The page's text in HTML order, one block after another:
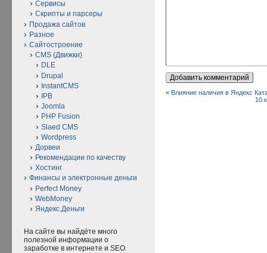
« Влияние наличия в Яндекс
10
Сервисы
Скрипты и парсеры
Продажа сайтов
Разное
Сайтостроение
CMS (Движки)
DLE
Drupal
InstantCMS
IPB
Joomla
PHP Fusion
Slaed CMS
Wordpress
Дорвеи
Рекомендации по качеству
Хостинг
Финансы и электронные деньги
Perfect Money
WebMoney
Яндекс.Деньги
На сайте вы найдёте много
полезной информации о
заработке в интернете и SEO.